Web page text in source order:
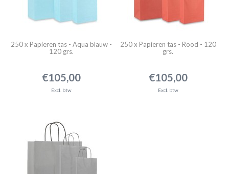
250 x Papieren tas - Aqua blauw -
120 grs.
€105,00
Excl. btw
250 x Papieren tas - Rood - 120
grs.
€105,00
Excl. btw